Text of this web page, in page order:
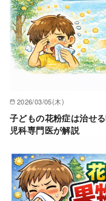
2026/03/05(木)
子どもの花粉症は治せ
児科専門医が解説